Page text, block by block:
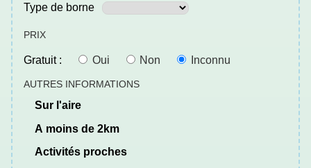
Type de borne
PRIX
Gratuit : Oui Non Inconnu
AUTRES INFORMATIONS
sur l'aire
a moins de 2km
activités proches